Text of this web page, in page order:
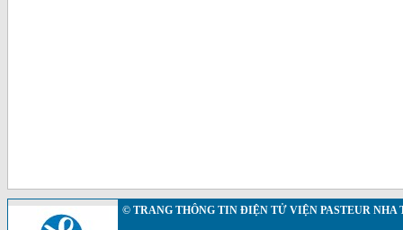
© TRANG THÔNG TIN ĐIỆN TỬ VIỆN PASTEUR NHA